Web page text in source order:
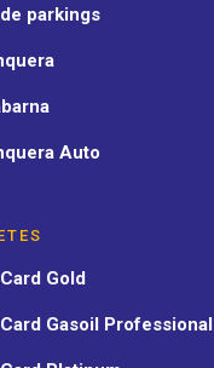
parkings
Auto
Gold
Gasoil Professional